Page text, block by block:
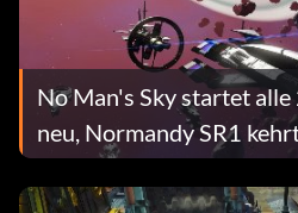
No Man's Sky startet
neu, Normandy SR1